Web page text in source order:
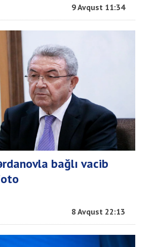
9 Avqust 11:34
bağlı vacib
8 Avqust 22:13